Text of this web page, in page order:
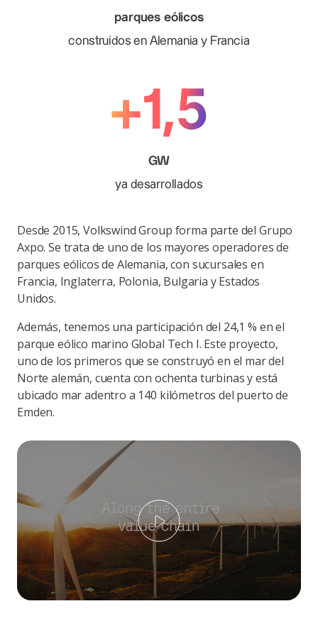
parques eólicos
construidos en Alemania y Francia
+1,5
GW
ya desarrollados
Desde 2015,Volkswind Group forma parte del Grupo
Axpo. Se trata de uno de los mayores operadores de
parques eólicos de Alemania, con sucursales en
Francia, Inglaterra, Polonia, Bulgaria y Estados
Unidos.
Además, tenemos una participación del 24,1 % en el
parque eólico marino Global Tech I. Este proyecto,
uno de los primeros que se construyó en el mar del
Norte alemán, cuenta con ochenta turbinas y está
ubicado mar adentro a 140 kilómetros del puerto de
Emden.
Play